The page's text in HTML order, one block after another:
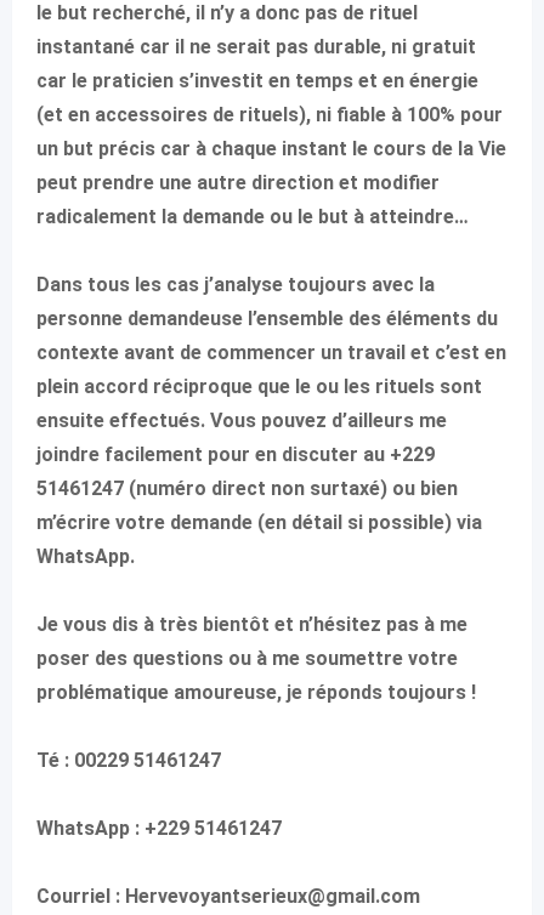
le but recherché, il n’y a donc pas de rituel
instantané car il ne serait pas durable, ni gratuit
car le praticien s’investit en temps et en énergie
(et en accessoires de rituels), ni fiable à 100% pour
un but précis car à chaque instant le cours de la Vie
peut prendre une autre direction et modifier
radicalement la demande ou le but à atteindre…
Dans tous les cas j’analyse toujours avec la
personne demandeuse l’ensemble des éléments du
contexte avant de commencer un travail et c’est en
plein accord réciproque que le ou les rituels sont
ensuite effectués. Vous pouvez d’ailleurs me
joindre facilement pour en discuter au +229
51461247 (numéro direct non surtaxé) ou bien
m’écrire votre demande (en détail si possible) via
WhatsApp.
Je vous dis à très bientôt et n’hésitez pas à me
poser des questions ou à me soumettre votre
problématique amoureuse, je réponds toujours !
Té : 00229 51461247
WhatsApp : +229 51461247
Courriel : Hervevoyantserieux@gmail.com